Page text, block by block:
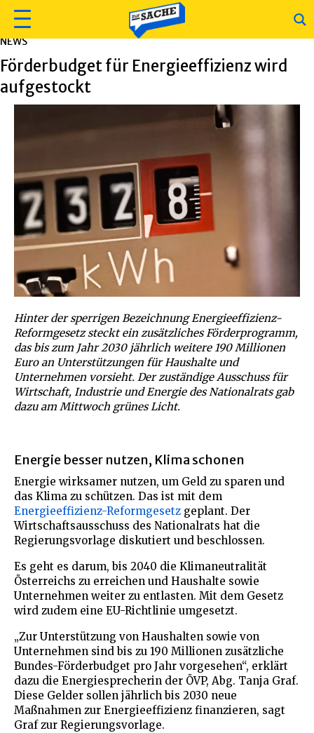
NEWS
Förderbudget für Energieeffizienz wird
aufgestockt
Hinter der sperrigen Bezeichnung Energieeffizienz-
Reformgesetz steckt ein zusätzliches Förderprogramm,
das bis zum Jahr 2030 jährlich weitere 190 Millionen
Euro an Unterstützungen für Haushalte und
Unternehmen vorsieht. Der zuständige Ausschuss für
Wirtschaft, Industrie und Energie des Nationalrats gab
dazu am Mittwoch grünes Licht.
Energie besser nutzen, Klima schonen
Energie wirksamer nutzen, um Geld zu sparen und
das Klima zu schützen. Das ist mit dem
Energieeffizienz-Reformgesetz geplant. Der
Wirtschaftsausschuss des Nationalrats hat die
Regierungsvorlage diskutiert und beschlossen.
Es geht es darum, bis 2040 die Klimaneutralität
Österreichs zu erreichen und Haushalte sowie
Unternehmen weiter zu entlasten. Mit dem Gesetz
wird zudem eine EU-Richtlinie umgesetzt.
„Zur Unterstützung von Haushalten sowie von
Unternehmen sind bis zu 190 Millionen zusätzliche
Bundes-Förderbudget pro Jahr vorgesehen“, erklärt
dazu die Energiesprecherin der ÖVP, Abg. Tanja Graf.
Diese Gelder sollen jährlich bis 2030 neue
Maßnahmen zur Energieeffizienz finanzieren, sagt
Graf zur Regierungsvorlage.